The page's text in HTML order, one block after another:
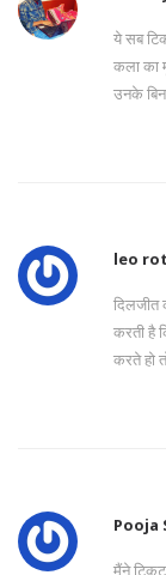
ये सब
कला का
उनके
leo
दिलजीत
करती है
करते हो
Pooja
मैंने